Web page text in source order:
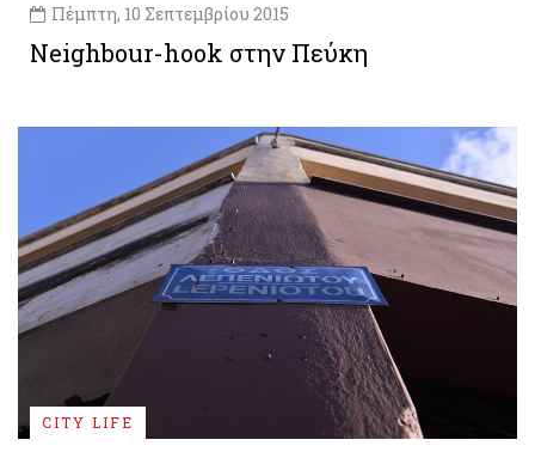
Πέμπτη, 10 Σεπτεμβρίου 2015
Neighbour-hook στην Πεύκη
CITY LIFE